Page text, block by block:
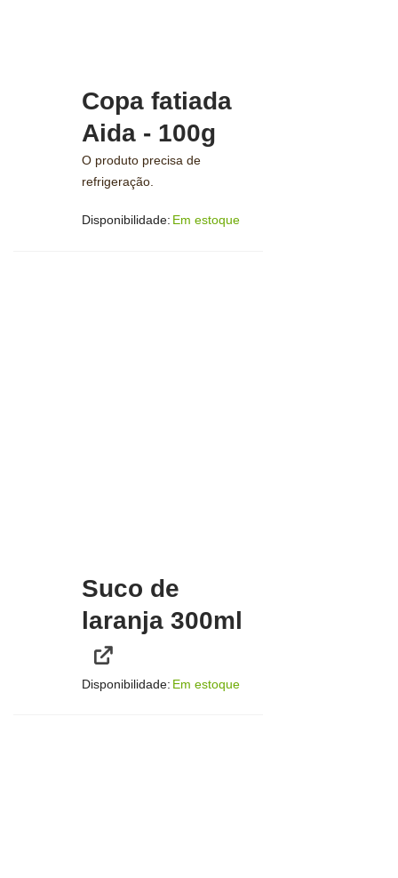
Copa fatiada
Aida - 100g
O produto precisa de
refrigeração.
Disponibilidade: Em estoque
Suco de
laranja 300ml
Disponibilidade: Em estoque